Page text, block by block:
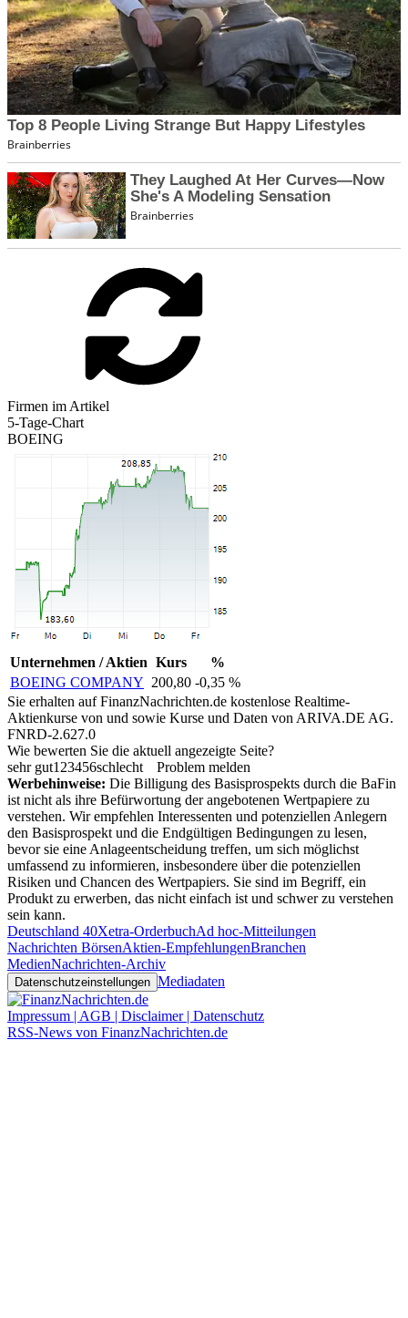
Firmen im Artikel
5-Tage-Chart
BOEING
Unternehmen / Aktien Kurs
%
BOEING COMPANY 200,80 -0,35 %
Sie erhalten auf FinanzNachrichten.de kostenlose Realtime-
Aktienkurse von und sowie Kurse und Daten von ARIVA.DE AG.
FNRD-2.627.0
Wie bewerten Sie die aktuell angezeigte Seite?
sehr gut1 23456schlecht
Problem melden
Werbehinweise: Die Billigung des Basisprospekts durch die BaFin
ist nicht als ihre Befürwortung der angebotenen Wertpapiere zu
verstehen. Wir empfehlen Interessenten und potenziellen Anlegern
den Basisprospekt und die Endgültigen Bedingungen zu lesen,
bevor sie eine Anlageentscheidung treffen, um sich möglichst
umfassend zu informieren, insbesondere über die potenziellen
Risiken und Chancen des Wertpapiers. Sie sind im Begriff, ein
Produkt zu erwerben, das nicht einfach ist und schwer zu verstehen
sein kann.
Deutschland 40Xetra-OrderbuchAd hoc-Mitteilungen
Nachrichten BörsenAktien-EmpfehlungenBranchen
MedienNachrichten-Archiv
Datenschutzeinstellungen Mediadaten
Impressum | AGB | Disclaimer | Datenschutz
RSS-News von FinanzNachrichten.de